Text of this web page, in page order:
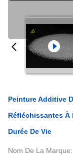
Peinture Additive
Réfléchissantes À
Durée De Vie
Nom De La Marque: